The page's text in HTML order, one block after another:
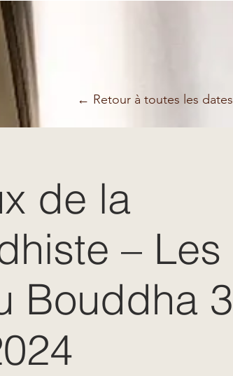
de la
– Les
Bouddha 3
← Retour à toutes les dates